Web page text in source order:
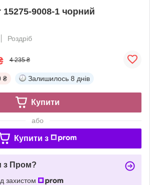
9008-1 чорний
Роздріб
4 235 ₴
₴ Залишилось 8 днів
Купити
або
Купити з
з Пром?
захистом